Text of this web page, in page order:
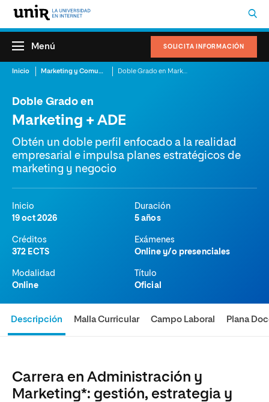
SOLICITA INFORMACIÓN
Menú
Inicio Marketing y Comunicación
Doble Grado en
Marketing + ADE
Obtén un doble perfil enfocado a la realidad
empresarial e impulsa planes estratégicos de
marketing y negocio
Inicio
19 oct 2026
Duración
5 años
Créditos
372 ECTS
Exámenes
Online y/o presenciales
Modalidad
Online
Título
Oficial
Descripción Malla Curricular Campo Laboral Plana
Carrera en Administración y
Marketing*: gestión, estrategia y